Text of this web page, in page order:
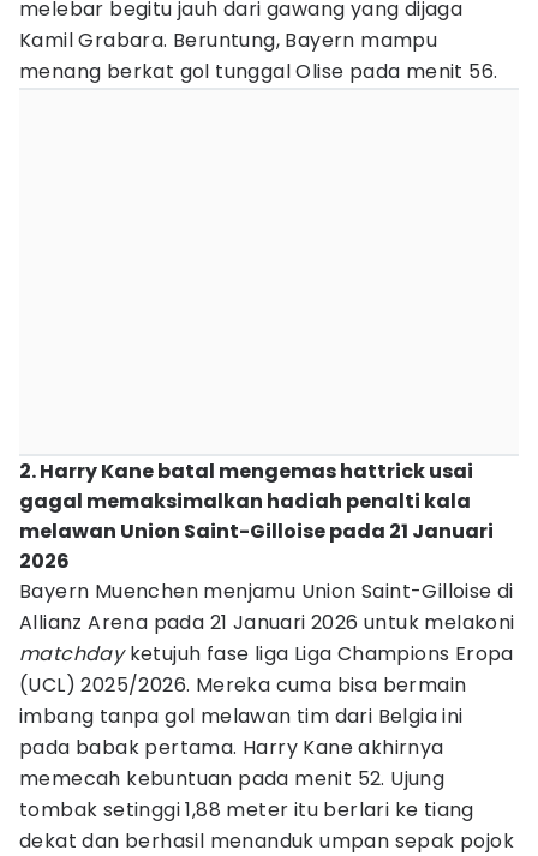
melebar begitu jauh dari gawang yang dijaga
Kamil Grabara. Beruntung, Bayern mampu
menang berkat gol tunggal Olise pada menit 56.
2. Harry Kane batal mengemas hattrick usai
gagal memaksimalkan hadiah penalti kala
melawan Union Saint-Gilloise pada 21 Januari
2026
Bayern Muenchen menjamu Union Saint-Gilloise di
Allianz Arena pada 21 Januari 2026 untuk melakoni
matchdayketujuh fase liga Liga Champions Eropa
(UCL) 2025/2026. Mereka cuma bisa bermain
imbang tanpa gol melawan tim dari Belgia ini
pada babak pertama. Harry Kane akhirnya
memecah kebuntuan pada menit 52. Ujung
tombak setinggi 1,88 meter itu berlari ke tiang
dekat dan berhasil menanduk umpan sepak pojok